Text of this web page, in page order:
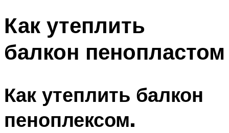
Как утеплить
балкон пенопластом
Как утеплить балкон
пеноплексом.